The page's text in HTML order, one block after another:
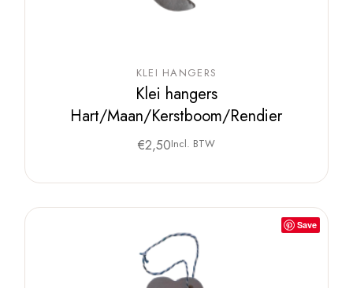
KLEI HANGERS
Klei hangers
Hart/Maan/Kerstboom/Rendier
€2,50Incl. BTW
Save